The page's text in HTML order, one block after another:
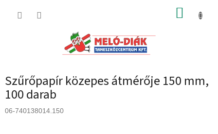
KOSÁR
Szűrőpapír közepes átmérője 150 mm,
100 darab
06-740138014.150